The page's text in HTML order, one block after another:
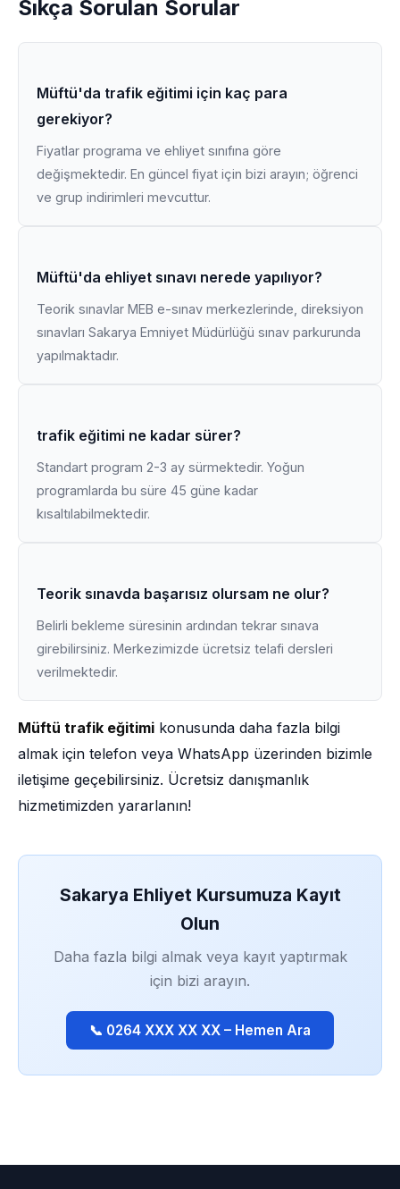
Sıkça Sorulan Sorular
Müftü'da trafik eğitimi için kaç para
gerekiyor?
Fiyatlar programa ve ehliyet sınıfına göre
değişmektedir. En güncel fiyat için bizi arayın; öğrenci
ve grup indirimleri mevcuttur.
Müftü'da ehliyet sınavı nerede yapılıyor?
Teorik sınavlar MEB e-sınav merkezlerinde, direksiyon
sınavları Sakarya Emniyet Müdürlüğü sınav parkurunda
yapılmaktadır.
trafik eğitimi ne kadar sürer?
Standart program 2-3 ay sürmektedir. Yoğun
programlarda bu süre 45 güne kadar
kısaltılabilmektedir.
Teorik sınavda başarısız olursam ne olur?
Belirli bekleme süresinin ardından tekrar sınava
girebilirsiniz. Merkezimizde ücretsiz telafi dersleri
verilmektedir.
Müftü trafik eğitimi konusunda daha fazla bilgi
almak için telefon veya WhatsApp üzerinden bizimle
iletişime geçebilirsiniz. Ücretsiz danışmanlık
hizmetimizden yararlanın!
Sakarya Ehliyet Kursumuza Kayıt
Olun
Daha fazla bilgi almak veya kayıt yaptırmak
için bizi arayın.
📞 0264 XXX XX XX – Hemen Ara